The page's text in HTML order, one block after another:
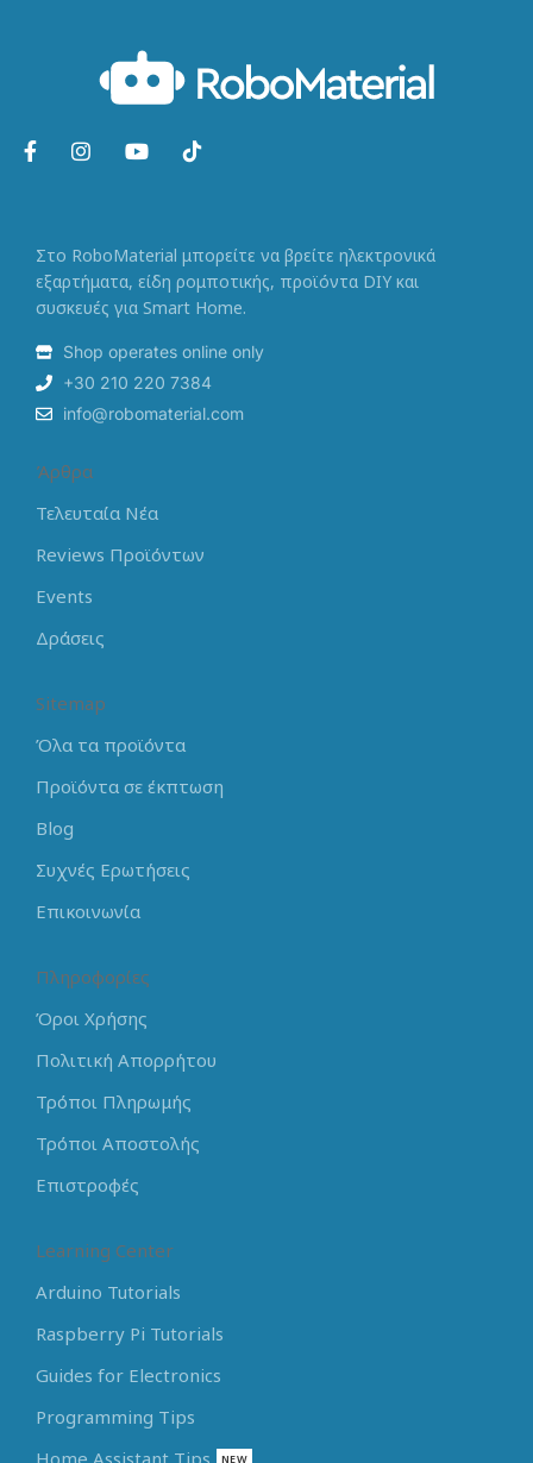
Στο RoboMaterial μπορείτε να βρείτε ηλεκτρονικά
εξαρτήματα, είδη ρομποτικής, προϊόντα DIY και
συσκευές για Smart Home.
Shop operates online only
+30 210 220 7384
info@robomaterial.com
Άρθρα
Τελευταία Νέα
Reviews Προϊόντων
Events
Δράσεις
Sitemap
Όλα τα προϊόντα
Προϊόντα σε έκπτωση
Blog
Συχνές Ερωτήσεις
Επικοινωνία
Πληροφορίες
Όροι Χρήσης
Πολιτική Απορρήτου
Τρόποι Πληρωμής
Τρόποι Αποστολής
Επιστροφές
Learning Center
Arduino Tutorials
Raspberry Pi Tutorials
Guides for Electronics
Programming Tips
Home Assistant Tips
NEW